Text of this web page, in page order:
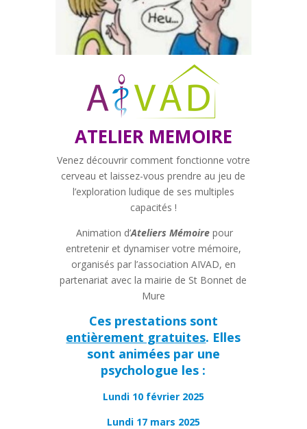
ATELIER MEMOIRE
Venez découvrir comment fonctionne votre
cerveau et laissez-vous prendre au jeu de
l’exploration ludique de ses multiples
capacités !
Animation d’Ateliers Mémoirepour
entretenir et dynamiser votre mémoire,
organisés par l’association AIVAD, en
partenariat avec la mairie de St Bonnet de
Mure
Ces prestations sont
entièrement gratuites. Elles
sont animées par une
psychologue les :
Lundi 10 février 2025
Lundi 17 mars 2025